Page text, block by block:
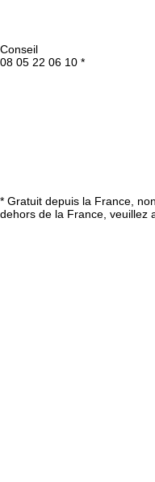
Conseil
08 05 22 06 10 *
* Gratuit depuis la France,
dehors de la France, veuillez